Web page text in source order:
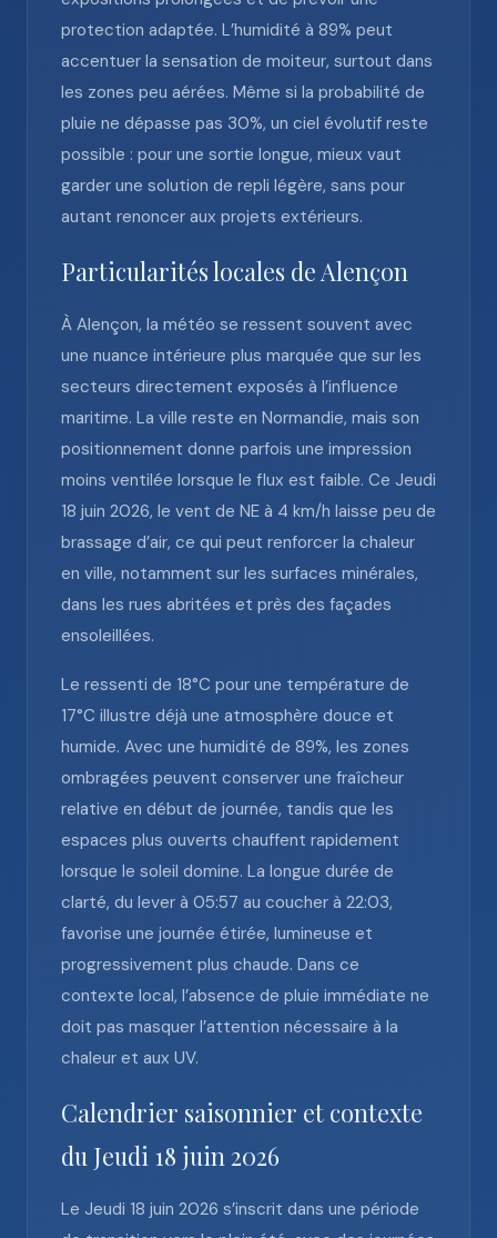
protection adaptée. L’humidité à 89% peut
accentuer la sensation de moiteur, surtout dans
les zones peu aérées. Même si la probabilité de
pluie ne dépasse pas 30%, un ciel évolutif reste
possible : pour une sortie longue, mieux vaut
garder une solution de repli légère, sans pour
autant renoncer aux projets extérieurs.
Particularités locales de Alençon
À Alençon, la météo se ressent souvent avec
une nuance intérieure plus marquée que sur les
secteurs directement exposés à l’influence
maritime. La ville reste en Normandie, mais son
positionnement donne parfois une impression
moins ventilée lorsque le flux est faible. Ce Jeudi
18 juin 2026, le vent de NE à 4 km/h laisse peu de
brassage d’air, ce qui peut renforcer la chaleur
en ville, notamment sur les surfaces minérales,
dans les rues abritées et près des façades
ensoleillées.
Le ressenti de 18°C pour une température de
17°C illustre déjà une atmosphère douce et
humide. Avec une humidité de 89%, les zones
ombragées peuvent conserver une fraîcheur
relative en début de journée, tandis que les
espaces plus ouverts chauffent rapidement
lorsque le soleil domine. La longue durée de
clarté, du lever à 05:57 au coucher à 22:03,
favorise une journée étirée, lumineuse et
progressivement plus chaude. Dans ce
contexte local, l’absence de pluie immédiate ne
doit pas masquer l’attention nécessaire à la
chaleur et aux UV.
Calendrier saisonnier et contexte
du Jeudi 18 juin 2026
Le Jeudi 18 juin 2026 s’inscrit dans une période